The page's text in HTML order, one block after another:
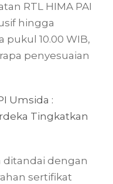
RTL HIMA PAI
hingga
10.00 WIB,
penyesuaian
Umsida :
Tingkatkan
dengan
sertifikat